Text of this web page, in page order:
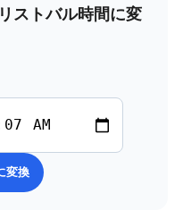
ストバル時間に変
変換